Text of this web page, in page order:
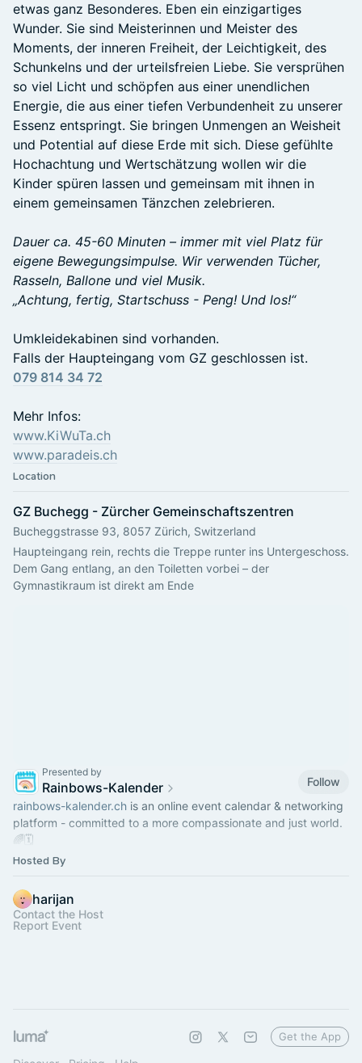
etwas ganz Besonderes. Eben ein einzigartiges
Wunder. Sie sind Meisterinnen und Meister des
Moments, der inneren Freiheit, der Leichtigkeit, des
Schunkelns und der urteilsfreien Liebe. Sie versprühen
so viel Licht und schöpfen aus einer unendlichen
Energie, die aus einer tiefen Verbundenheit zu unserer
Essenz entspringt. Sie bringen Unmengen an Weisheit
und Potential auf diese Erde mit sich. Diese gefühlte
Hochachtung und Wertschätzung wollen wir die
Kinder spüren lassen und gemeinsam mit ihnen in
einem gemeinsamen Tänzchen zelebrieren.
Dauer ca. 45-60 Minuten – immer mit viel Platz für
eigene Bewegungsimpulse. Wir verwenden Tücher,
Rasseln, Ballone und viel Musik.
„Achtung, fertig, Startschuss - Peng! Und los!“
Umkleidekabinen sind vorhanden.
Falls der Haupteingang vom GZ geschlossen ist.
079 814 34 72
Mehr Infos:
www.KiWuTa.ch
www.paradeis.ch
Location
GZ Buchegg - Zürcher Gemeinschaftszentren
Bucheggstrasse 93, 8057 Zürich, Switzerland
Haupteingang rein, rechts die Treppe runter ins Untergeschoss.
Dem Gang entlang, an den Toiletten vorbei – der
Gymnastikraum ist direkt am Ende
Presented by
Rainbows-Kalender
Follow
rainbows-kalender.ch is an online event calendar & networking
platform - committed to a more compassionate and just world.
🌈🗓
Check our TG-Group:
Hosted By
harijan
Contact the Host
Report Event
Get the App